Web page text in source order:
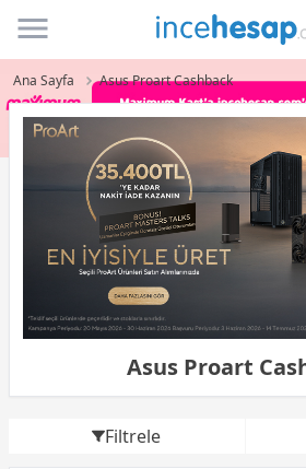
Incehesap
Ana Sayfa Asus Proart Cashback
Asus Proart
Filtrele